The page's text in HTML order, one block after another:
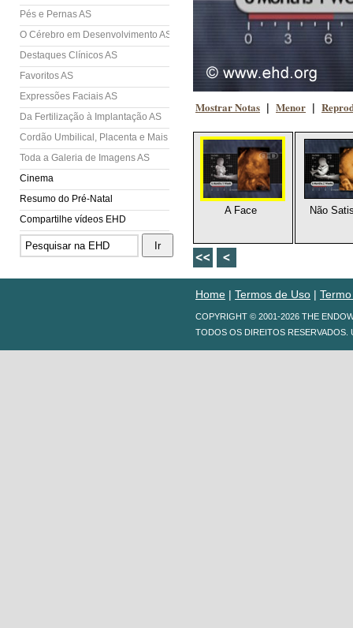
Pés e Pernas AS
O Cérebro em Desenvolvimento AS
Destaques Clínicos AS
Favoritos AS
Expressões Faciais AS
Da Fertilização à Implantação AS
Cordão Umbilical, Placenta e Mais AS
Toda a Galeria de Imagens AS
Cinema
Resumo do Pré-Natal
Compartilhe vídeos EHD
Mostrar Notas | Menor |
A Face Não
Home | Termos de Uso |
COPYRIGHT © 2001-2026 THE
TODOS OS DIREITOS